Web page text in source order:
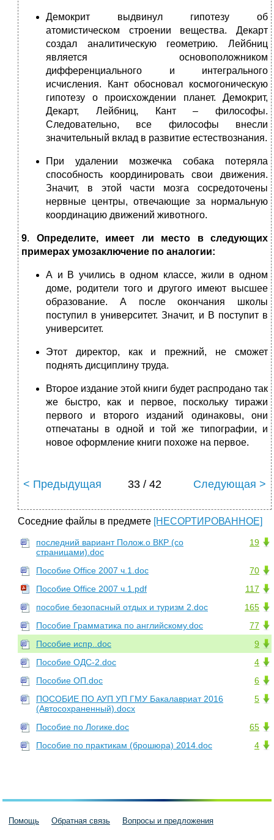
Демокрит выдвинул гипотезу об
атомистическом строении вещества. Декарт
создал аналитическую геометрию. Лейбниц
является основоположником
дифференциального и интегрального
исчисления. Кант обосновал космогоническую
гипотезу о происхождении планет. Демокрит,
Декарт, Лейбниц, Кант – философы.
Следовательно, все философы внесли
значительный вклад в развитие естествознания.
При удалении мозжечка собака потеряла
способность координировать свои движения.
Значит, в этой части мозга сосредоточены
нервные центры, отвечающие за нормальную
координацию движений животного.
9. Определите, имеет ли место в следующих
примерах умозаключение по аналогии:
А и В учились в одном классе, жили в одном
доме, родители того и другого имеют высшее
образование. А после окончания школы
поступил в университет. Значит, и В поступит в
университет.
Этот директор, как и прежний, не сможет
поднять дисциплину труда.
Второе издание этой книги будет распродано так
же быстро, как и первое, поскольку тиражи
первого и второго изданий одинаковы, они
отпечатаны в одной и той же типографии, и
новое оформление книги похоже на первое.
< Предыдущая 33 / 42 Следующая >
Соседние файлы в предмете [НЕСОРТИРОВАННОЕ]
19
последний вариант Полож.о ВКР (со
страницами).doc
70
Пособие Office 2007 ч.1.doc
117
Пособие Office 2007 ч.1.pdf
165
пособие безопасный отдых и туризм 2.doc
77
Пособие Грамматика по английскому.doc
9
Пособие испр..doc
4
Пособие ОДС-2.doc
6
Пособие ОП.doc
5
ПОСОБИЕ ПО АУП УП ГМУ Бакалавриат 2016
(Автосохраненный).docx
65
Пособие по Логике.doc
4
Пособие по практикам (брошюра) 2014.doc
Помощь Обратная связь Вопросы и предложения